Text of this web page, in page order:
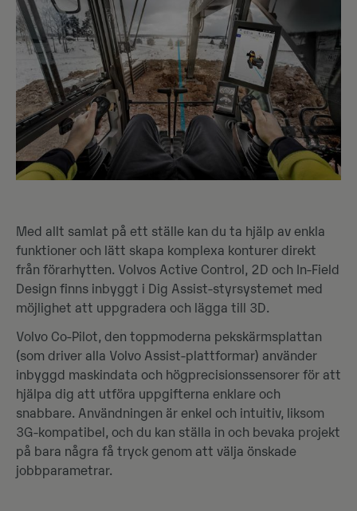
Med allt samlat på ett ställe kan du ta hjälp av enkla
funktioner och lätt skapa komplexa konturer direkt
från förarhytten. Volvos Active Control, 2D och In-Field
Design finns inbyggt i Dig Assist-styrsystemet med
möjlighet att uppgradera och lägga till 3D.
Volvo Co-Pilot, den toppmoderna pekskärmsplattan
(som driver alla Volvo Assist-plattformar) använder
inbyggd maskindata och högprecisionssensorer för att
hjälpa dig att utföra uppgifterna enklare och
snabbare. Användningen är enkel och intuitiv, liksom
3G-kompatibel, och du kan ställa in och bevaka projekt
på bara några få tryck genom att välja önskade
jobbparametrar.